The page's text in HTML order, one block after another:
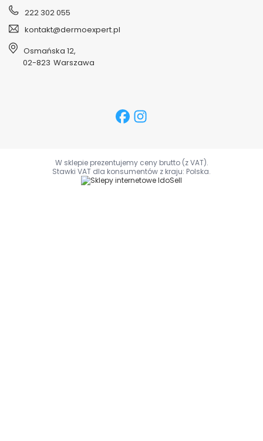
222 302 055
kontakt@dermoexpert.pl
Osmańska 12,
02-823 Warszawa
W sklepie prezentujemy ceny brutto (z VAT).
Stawki VAT dla konsumentów z kraju: Polska.